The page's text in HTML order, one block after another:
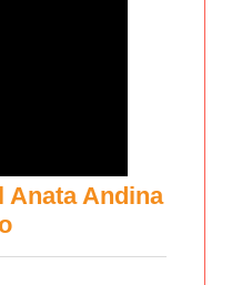
Anata Andina